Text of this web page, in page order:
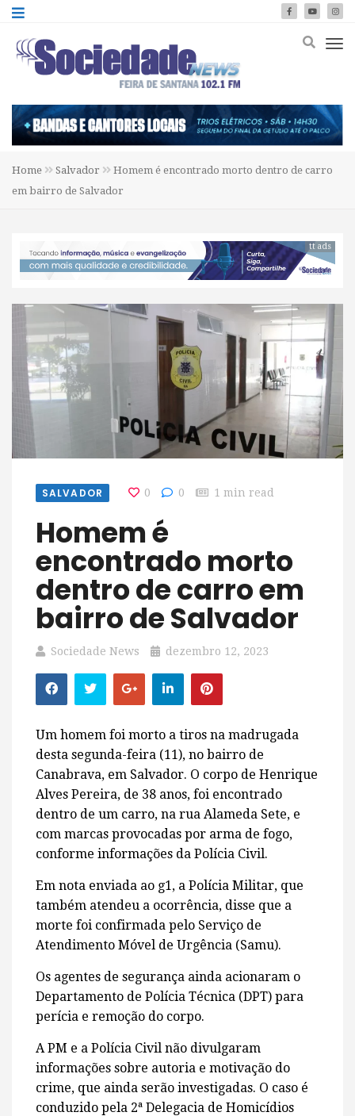
Home Salvador
Homem é encontrado morto dentro de carro
em bairro de Salvador
tt ads
SALVADOR 0 0 1 min read
Homem é
encontrado morto
dentro de carro em
bairro de Salvador
Sociedade News dezembro 12, 2023
Um homem foi morto a tiros na madrugada
desta segunda-feira (11), no bairro de
Canabrava, em Salvador. O corpo de Henrique
Alves Pereira, de 38 anos, foi encontrado
dentro de um carro, na rua Alameda Sete, e
com marcas provocadas por arma de fogo,
conforme informações da Polícia Civil.
Em nota enviada ao g1, a Polícia Militar, que
também atendeu a ocorrência, disse que a
morte foi confirmada pelo Serviço de
Atendimento Móvel de Urgência (Samu).
Os agentes de segurança ainda acionaram o
Departamento de Polícia Técnica (DPT) para
perícia e remoção do corpo.
A PM e a Polícia Civil não divulgaram
informações sobre autoria e motivação do
crime, que ainda serão investigadas. O caso é
conduzido pela 2ª Delegacia de Homicídios